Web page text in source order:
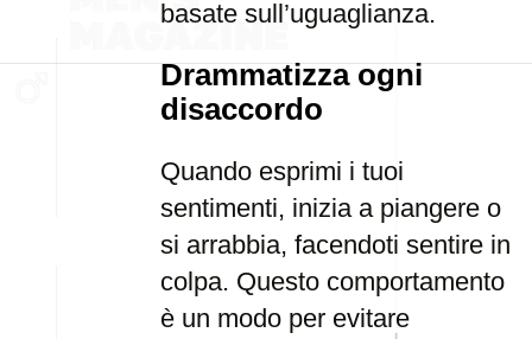
basate sull’uguaglianza.
Drammatizza ogni
disaccordo
Quando esprimi i tuoi
sentimenti, inizia a piangere o
si arrabbia, facendoti sentire in
colpa. Questo comportamento
è un modo per evitare